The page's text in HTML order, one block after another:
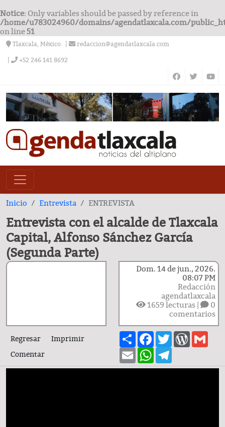
Notice: Only variables should be passed by reference in
/home/u783024960/domains/agendatlaxcala.com/
on line51
Tlaxcala, México. redaccion@agendatlaxcala.com
+52 246 141 8692
Inicio Entrevista ENTREVISTA
Entrevista con el alcalde de Tlaxcala
Capital, Alfonso Sánchez García
(Segunda Parte)
Dom. 14 de jun., 2026.
08:07 PM
Redacción
agendatlaxcala
1659 lecturas |
0
comentarios
Regresar
Imprimir
Comentar
ShareFacebook
Twitter
EmailWhatsApp